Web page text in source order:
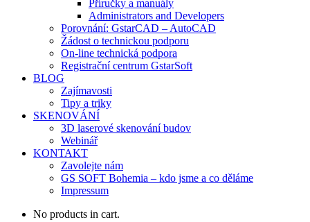
Příručky a manuály
Administrators and Developers
Porovnání: GstarCAD – AutoCAD
Žádost o technickou podporu
On-line technická podpora
Registrační centrum GstarSoft
BLOG
Zajímavosti
Tipy a triky
SKENOVÁNÍ
3D laserové skenování budov
Webinář
KONTAKT
Zavolejte nám
GS SOFT Bohemia – kdo jsme a co děláme
Impressum
No products in cart.